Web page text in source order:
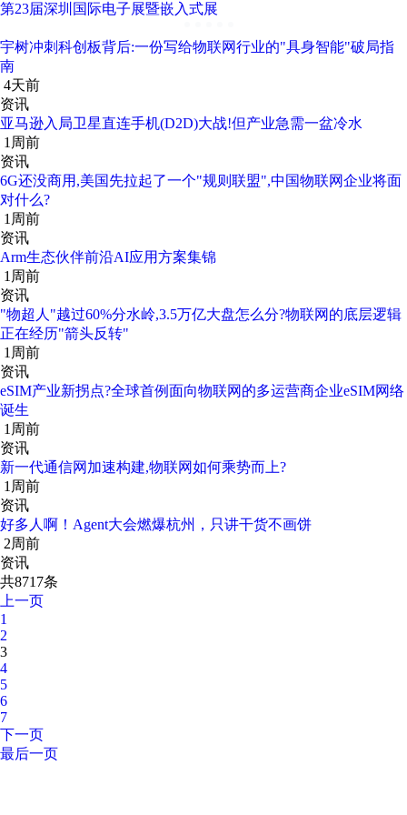
第23届深圳国际电子展暨嵌入式展
宇树冲刺科创板背后:一份写给物联网行业的"具身智能"破局指
南
4天前
资讯
亚马逊入局卫星直连手机(D2D)大战!但产业急需一盆冷水
1周前
资讯
6G还没商用,美国先拉起了一个"规则联盟",中国物联网企业将面
对什么?
1周前
资讯
Arm生态伙伴前沿AI应用方案集锦
1周前
资讯
"物超人"越过60%分水岭,3.5万亿大盘怎么分?物联网的底层逻辑
正在经历"箭头反转"
1周前
资讯
eSIM产业新拐点?全球首例面向物联网的多运营商企业eSIM网络
诞生
1周前
资讯
新一代通信网加速构建,物联网如何乘势而上?
1周前
资讯
好多人啊！Agent大会燃爆杭州，只讲干货不画饼
2周前
资讯
共8717条
上一页
1
2
3
4
5
6
7
下一页
最后一页